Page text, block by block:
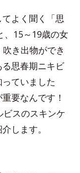
よく聞く「思
15～19歳の女
き出物ができ
思春期ニキビ
ていました
要なんです！
スのスキンケ
します。